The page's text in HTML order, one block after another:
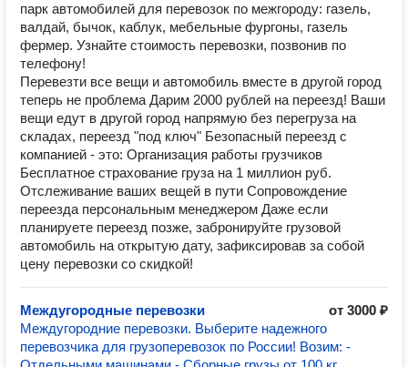
парк автомобилей для перевозок по межгороду: газель,
валдай, бычок, каблук, мебельные фургоны, газель
фермер. Узнайте стоимость перевозки, позвонив по
телефону!
Перевезти все вещи и автомобиль вместе в другой город
теперь не проблема Дарим 2000 рублей на переезд! Ваши
вещи едут в другой город напрямую без перегруза на
складах, переезд "под ключ" Безопасный переезд с
компанией - это: Организация работы грузчиков
Бесплатное страхование груза на 1 миллион руб.
Отслеживание ваших вещей в пути Сопровождение
переезда персональным менеджером Даже если
планируете переезд позже, забронируйте грузовой
автомобиль на открытую дату, зафиксировав за собой
цену перевозки со скидкой!
Междугородные перевозки
от 3000 ₽
Междугородние перевозки. Выберите надежного
перевозчика для грузоперевозок по России! Возим: -